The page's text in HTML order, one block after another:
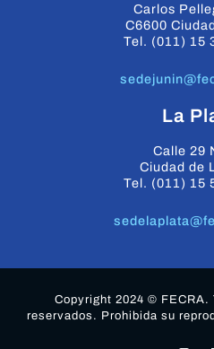
Carlos
C6600
Tel. (011) 15
La
Calle 29
Ciudad de
Tel. (011) 15
Copyright 2024 © FECRA.
reservados. Prohibida su